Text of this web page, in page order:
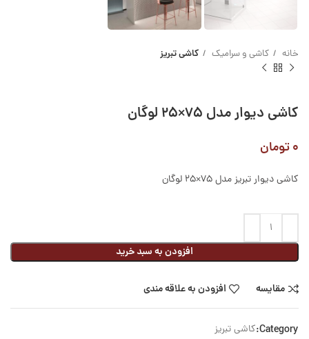
خانه کاشی و سرامیک کاشی تبریز
کاشی دیوار مدل ۷۵×۲۵ لوگان
۰تومان
کاشی دیوار تبریز مدل ۷۵×۲۵ لوگان
افزودن به سبد خرید
مقایسه افزودن به علاقه مندی
Category: کاشی تبریز